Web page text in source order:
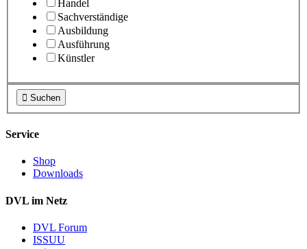
Handel
Sachverständige
Ausbildung
Ausführung
Künstler
 Suchen
Service
Shop
Downloads
DVL im Netz
DVL Forum
ISSUU